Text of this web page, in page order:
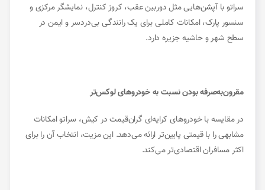
سراتو با آپشن‌هایی مثل دوربین عقب، کروز کنترل، نمایشگر مرکزی و
سنسور پارک، امکانات کاملی برای یک رانندگی بی‌دردسر و ایمن در
سطح شهر و حاشیه جزیره دارد.
مقرون‌به‌صرفه بودن نسبت به خودروهای لوکس‌تر
در مقایسه با خودروهای کرایه‌ای گران‌قیمت در کیش، سراتو امکانات
مشابهی را با قیمتی پایین‌تر ارائه می‌دهد. این مزیت، انتخاب آن را برای
اکثر مسافران اقتصادی‌تر می‌کند.